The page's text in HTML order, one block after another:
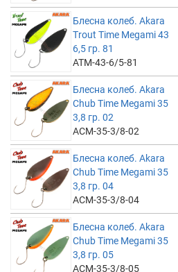
Блесна колеб. Akara
Trout Time Megami 43
6,5 гр. 81
ATM-43-6/5-81
Блесна колеб. Akara
Chub Time Megami 35
3,8 гр. 02
ACM-35-3/8-02
Блесна колеб. Akara
Chub Time Megami 35
3,8 гр. 04
ACM-35-3/8-04
Блесна колеб. Akara
Chub Time Megami 35
3,8 гр. 05
ACM-35-3/8-05